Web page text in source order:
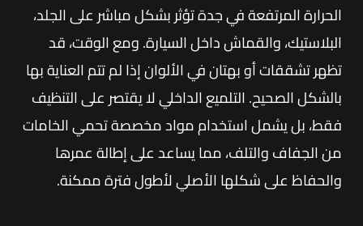
الحرارة المرتفعة في جدة تؤثر بشكل مباشر على الجلد،
البلاستيك، والقماش داخل السيارة. ومع الوقت، قد
تظهر تشققات أو بهتان في الألوان إذا لم تتم العناية بها
بالشكل الصحيح. التلميع الداخلي لا يقتصر على التنظيف
فقط، بل يشمل استخدام مواد مخصصة تحمي الخامات
من الجفاف والتلف، مما يساعد على إطالة عمرها
والحفاظ على شكلها الأصلي لأطول فترة ممكنة.